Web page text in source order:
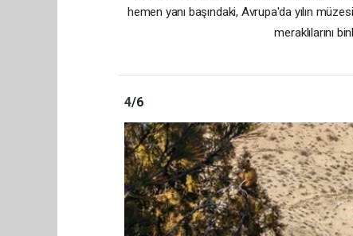
hemen yanı başındaki, Avrupa'da yılın
meraklılarını
4/6